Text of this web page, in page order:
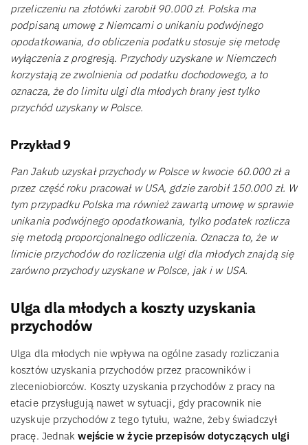
przeliczeniu na złotówki zarobił 90.000 zł. Polska ma
podpisaną umowę z Niemcami o unikaniu podwójnego
opodatkowania, do obliczenia podatku stosuje się metodę
wyłączenia z progresją. Przychody uzyskane w Niemczech
korzystają ze zwolnienia od podatku dochodowego, a to
oznacza, że do limitu ulgi dla młodych brany jest tylko
przychód uzyskany w Polsce.
Przykład 9
Pan Jakub uzyskał przychody w Polsce w kwocie 60.000 zł a
przez część roku pracował w USA, gdzie zarobił 150.000 zł. W
tym przypadku Polska ma również zawartą umowę w sprawie
unikania podwójnego opodatkowania, tylko podatek rozlicza
się metodą proporcjonalnego odliczenia. Oznacza to, że w
limicie przychodów do rozliczenia ulgi dla młodych znajdą się
zarówno przychody uzyskane w Polsce, jak i w USA.
Ulga dla młodych a koszty uzyskania
przychodów
Ulga dla młodych nie wpływa na ogólne zasady rozliczania
kosztów uzyskania przychodów przez pracowników i
zleceniobiorców. Koszty uzyskania przychodów z pracy na
etacie przysługują nawet w sytuacji, gdy pracownik nie
uzyskuje przychodów z tego tytułu, ważne, żeby świadczył
pracę. Jednakwejście w życie przepisów dotyczących ulgi